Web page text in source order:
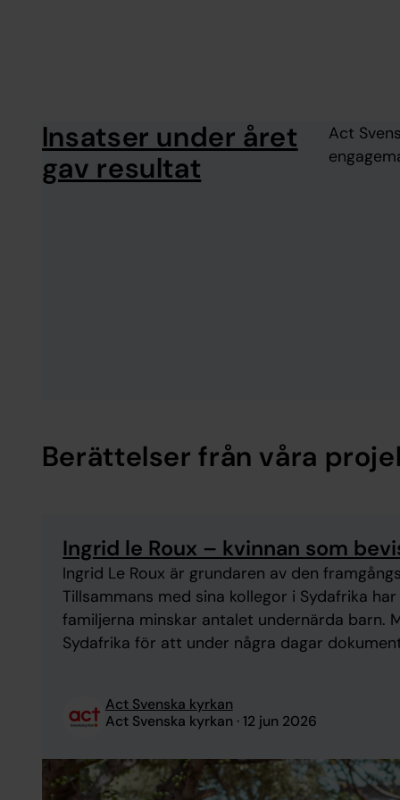
Insatser under året
gav resultat
Act
Berättelser från våra
Ingrid le Roux – kvinnan som
Ingrid Le Roux är grundaren av den
Tillsammans med sina kollegor i Sydafrika
familjerna minskar antalet undernärda barn.
Sydafrika för att under några dagar
Act Svenska kyrkan
Act Svenska kyrkan 12 jun 2026